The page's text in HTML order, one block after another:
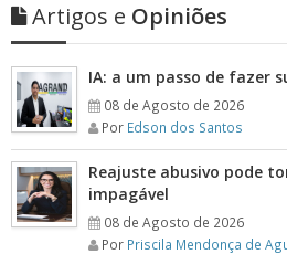
Artigos e Opiniões
IA: a um passo de fazer
08 de Agosto de 2026
Por Edson dos Santos
Reajuste abusivo pode
impagável
08 de Agosto de 2026
Por Priscila Mendonça de